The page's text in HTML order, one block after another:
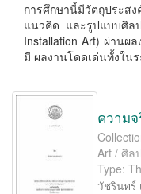
การศึกษานี้มีวัตถุประส
แนวคิด และรูปแบบศิล
Installation Art) ผ่าน
มี ผลงานโดดเด่นทั้งใน
ความ
Art / ศิล
Type:
วัชรินทร์